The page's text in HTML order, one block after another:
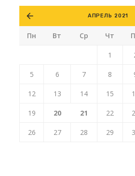
АПРЕЛЬ 2021
Пн Вт Ср Чт
1
5 6 7 8
12 13 14 15
19 20 21 22
26 27 28 29